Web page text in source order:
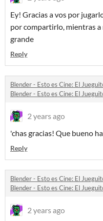
Ey! Gracias a vos por
por compartirlo, mientras a
grande
Reply
Blender - Esto es Cine: El
Blender - Esto es Cine: El
2 years ago
'chas gracias! Que bueno
Reply
Blender - Esto es Cine: El
Blender - Esto es Cine: El
2 years ago